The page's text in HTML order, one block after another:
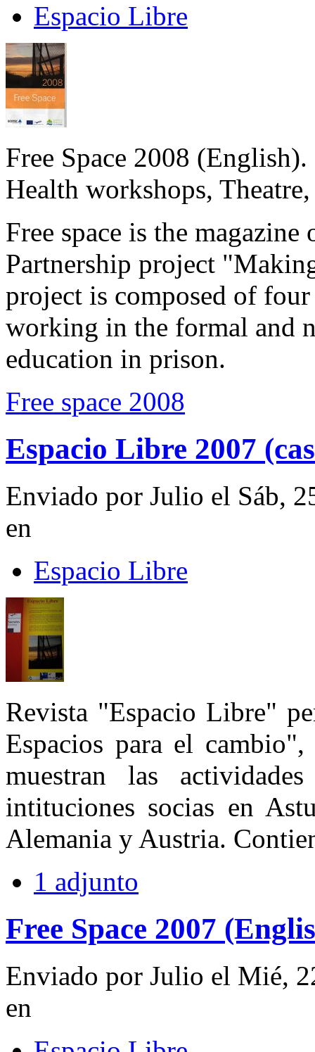
Espacio Libre
Free Space 2008
Health workshops,
Free space is the
Partnership project
project is composed of
working in the formal and
education in prison.
Free space 2008
Espacio Libre 2007
Enviado por Julio el Sáb,
en
Espacio Libre
Revista "Espacio Libre"
Espacios para el
muestran las
intituciones socias en
Alemania y Austria.
1 adjunto
Free Space 2007
Enviado por Julio el Mié,
en